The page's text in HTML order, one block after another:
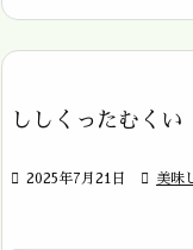
ししくったむくい
 2025年7月21日  美味